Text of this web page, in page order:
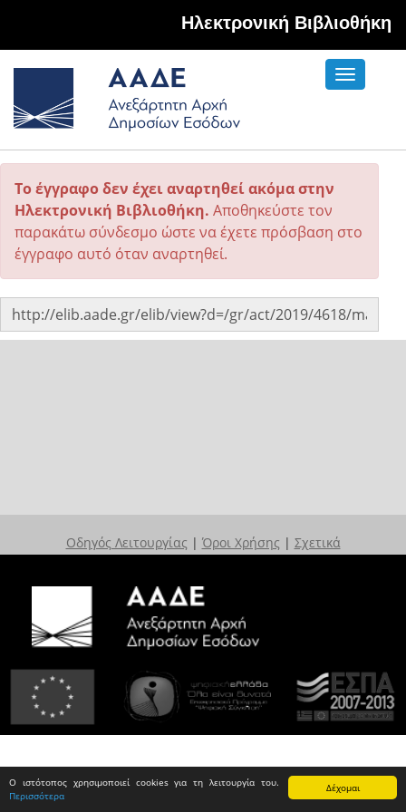
Δέχομαι
Ο ιστότοπος χρησιμοποιεί cookies για τη λειτουργία του.
Περισσότερα
Hλεκτρονική Βιβλιοθήκη
Toggle
Το έγγραφο δεν έχει αναρτηθεί ακόμα στην
Ηλεκτρονική Βιβλιοθήκη. Αποθηκεύστε τον
παρακάτω σύνδεσμο ώστε να έχετε πρόσβαση στο
έγγραφο αυτό όταν αναρτηθεί.
Οδηγός Λειτουργίας | Όροι Χρήσης | Σχετικά